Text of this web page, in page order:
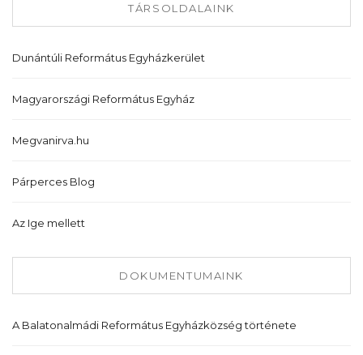
TÁRSOLDALAINK
Dunántúli Református Egyházkerület
Magyarországi Református Egyház
Megvanirva.hu
Párperces Blog
Az Ige mellett
DOKUMENTUMAINK
A Balatonalmádi Református Egyházközség története